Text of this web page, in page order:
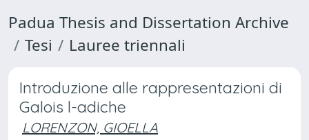
Padua Thesis and Dissertation Archive
Tesi
Lauree triennali
Introduzione alle rappresentazioni di
Galois l-adiche
LORENZON, GIOELLA